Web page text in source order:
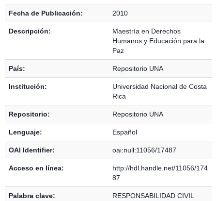
Fecha de Publicación: 2010
Descripción:
Maestría en Derechos
Humanos y Educación para la
Paz
País: Repositorio UNA
Institución:
Universidad Nacional de Costa
Rica
Repositorio: Repositorio UNA
Lenguaje: Español
OAI Identifier: oai:null:11056/17487
Acceso en línea:
http://hdl.handle.net/11056/174
87
Palabra clave:
RESPONSABILIDAD CIVIL